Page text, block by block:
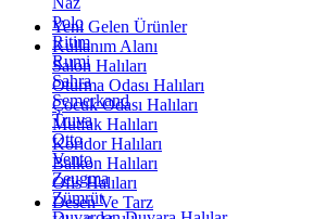
Polo
Ritim
Rumi
Sahra
Semerkand
Truva
Otto
Vento
Zeugma
Zümrüt
Yeni Gelen Ürünler
Kullanım Alanı
Salon Halıları
Oturma Odası Halıları
Çocuk Odası Halıları
Mutfak Halıları
Koridor Halıları
Balkon Halıları
Ofis Halıları
Desen Ve Tarz